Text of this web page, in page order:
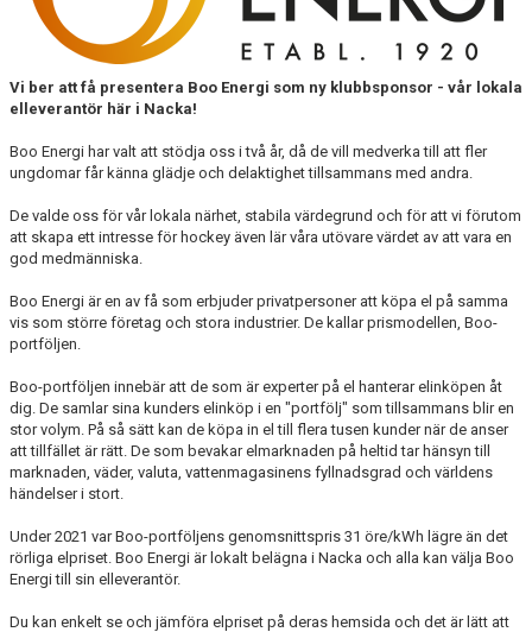
SPONSORER
DOKUMENT
ÖVERGÅNGAR OCH PROVSPEL
ISTIDER
NYHETER - ARKIV
SVENSK HOCKEY TV
MEDLEMSHOCKEY
SCHEMA NACKA SKILLS 2026
SCHEMA HOCKEY IQ-CAMP
Vi ber att få presentera Boo Energi som ny klubbsponsor - vår lokala
elleverantör här i Nacka!
Boo Energi har valt att stödja oss i två år, då de vill medverka till att fler
ungdomar får känna glädje och delaktighet tillsammans med andra.
De valde oss för vår lokala närhet, stabila värdegrund och för att vi förutom
att skapa ett intresse för hockey även lär våra utövare värdet av att vara en
god medmänniska.
Boo Energi är en av få som erbjuder privatpersoner att köpa el på samma
vis som större företag och stora industrier. De kallar prismodellen, Boo-
portföljen.
Boo-portföljen innebär att de som är experter på el hanterar elinköpen åt
dig. De samlar sina kunders elinköp i en "portfölj" som tillsammans blir en
stor volym. På så sätt kan de köpa in el till flera tusen kunder när de anser
att tillfället är rätt. De som bevakar elmarknaden på heltid tar hänsyn till
marknaden, väder, valuta, vattenmagasinens fyllnadsgrad och världens
händelser i stort.
Under 2021 var Boo-portföljens genomsnittspris 31 öre/kWh lägre än det
rörliga elpriset. Boo Energi är lokalt belägna i Nacka och alla kan välja Boo
Energi till sin elleverantör.
Du kan enkelt se och jämföra elpriset på deras hemsida och det är lätt att